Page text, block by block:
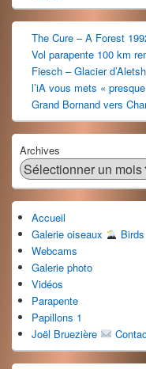
The Cure – A Forest
Vol parapente 100 km
Fiesch – Glacier d’Aletsh
l’iA vous mets «
Grand Bornand vers
Archives
Accueil
Galerie oiseaux
Birds
Webcams
Galerie photo
Vidéos
Parapente
Papillons 1
Joël Bruezière